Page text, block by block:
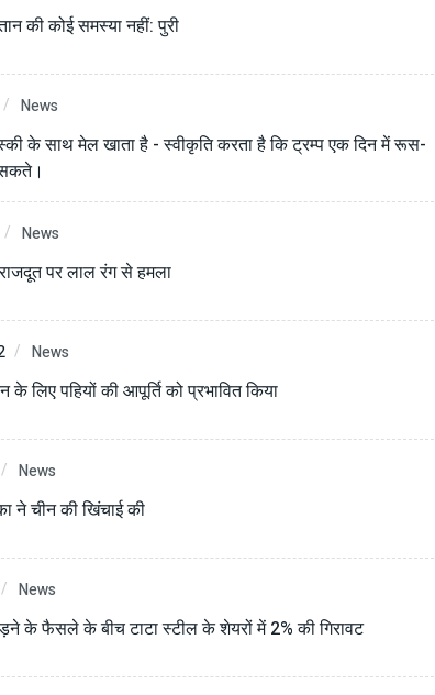
की कोई समस्या नहीं: पुरी
News
के साथ मेल खाता है - स्वीकृति करता है कि ट्रम्प एक दिन में रूस-
News
पर लाल रंग से हमला
News
लिए पहियों की आपूर्ति को प्रभावित किया
News
ने चीन की खिंचाई की
News
के फैसले के बीच टाटा स्टील के शेयरों में 2% की गिरावट
1,453
2
का
3
2024 4
2024 5
Secure Solution | Hindeez
इवेको ग्रुप इतालवी सेना को 1,453
टोयोटा टैसर ने 20,000 बिक्री का
National News
बढ़ी।